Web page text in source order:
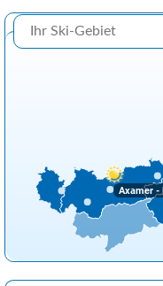
Axamer -